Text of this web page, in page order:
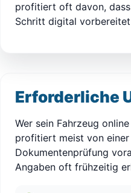
profitiert oft davon,
Schritt digital
Erforderliche
Wer sein Fahrzeug
profitiert meist von
Dokumentenprüfung
Angaben oft frühzeitig